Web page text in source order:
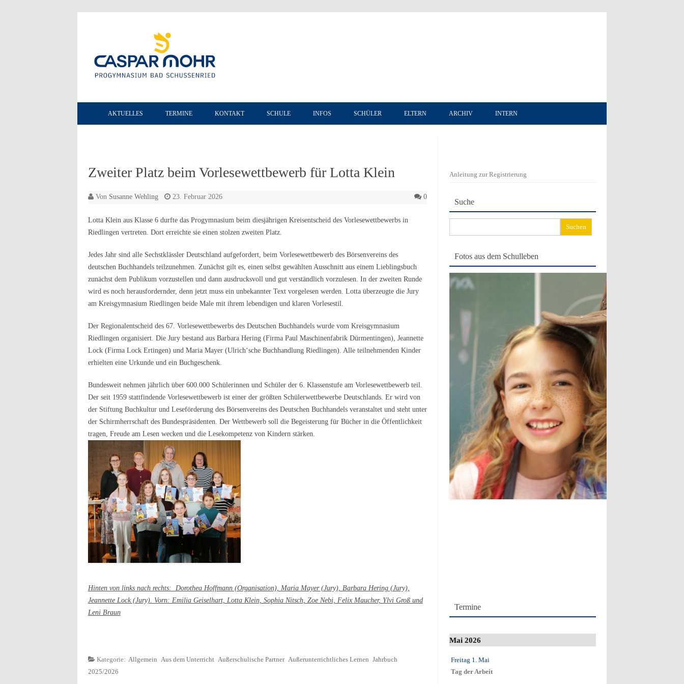
AKTUELLES TERMINE KONTAKT SCHULE INFOS SCHÜLER ELTERN ARCHIV INTERN
Zweiter Platz beim Vorlesewettbewerb für Lotta Klein
Von Susanne Wehling 23. Februar 2026 0
Lotta Klein aus Klasse 6 durfte das Progymnasium beim diesjährigen Kreisentscheid des Vorlesewettbewerbs in
Riedlingen vertreten. Dort erreichte sie einen stolzen zweiten Platz.
Jedes Jahr sind alle Sechstklässler Deutschland aufgefordert, beim Vorlesewettbewerb des Börsenvereins des
deutschen Buchhandels teilzunehmen. Zunächst gilt es, einen selbst gewählten Ausschnitt aus einem Lieblingsbuch
zunächst dem Publikum vorzustellen und dann ausdrucksvoll und gut verständlich vorzulesen. In der zweiten Runde
wird es noch herausfordernder, denn jetzt muss ein unbekannter Text vorgelesen werden. Lotta überzeugte die Jury
am Kreisgymnasium Riedlingen beide Male mit ihrem lebendigen und klaren Vorlesestil.
Der Regionalentscheid des 67. Vorlesewettbewerbs des Deutschen Buchhandels wurde vom Kreisgymnasium
Riedlingen organisiert. Die Jury bestand aus Barbara Hering (Firma Paul Maschinenfabrik Dürmentingen), Jeannette
Lock (Firma Lock Ertingen) und Maria Mayer (Ulrich‘sche Buchhandlung Riedlingen). Alle teilnehmenden Kinder
erhielten eine Urkunde und ein Buchgeschenk.
Bundesweit nehmen jährlich über 600.000 Schülerinnen und Schüler der 6. Klassenstufe am Vorlesewettbewerb teil.
Der seit 1959 stattfindende Vorlesewettbewerb ist einer der größten Schülerwettbewerbe Deutschlands. Er wird von
der Stiftung Buchkultur und Leseförderung des Börsenvereins des Deutschen Buchhandels veranstaltet und steht unter
der Schirmherrschaft des Bundespräsidenten. Der Wettbewerb soll die Begeisterung für Bücher in die Öffentlichkeit
tragen, Freude am Lesen wecken und die Lesekompetenz von Kindern stärken.
Hinten von links nach rechts: Dorothea Hoffmann (Organisation), Maria Mayer (Jury), Barbara Hering (Jury),
Jeannette Lock (Jury). Vorn: Emilia Geiselhart, Lotta Klein, Sophia Nitsch, Zoe Nebi, Felix Maucher, Ylvi Groß und
Leni Braun
Kategorie: Allgemein Aus dem Unterricht Außerschulische Partner Außerunterrichtliches Lernen Jahrbuch
2025/2026
Anleitung zur Registrierung
Suche
nach:
Fotos aus dem Schulleben
Termine
Mai 2026
Freitag 1. Mai
Tag der Arbeit